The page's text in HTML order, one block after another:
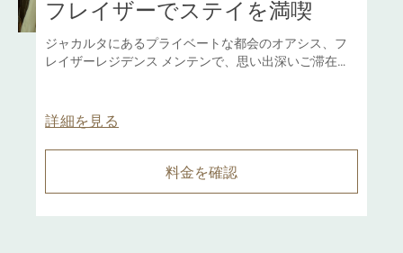
フレイザーでステイを満喫
ジャカルタにあるプライベートな都会のオアシス、フ
レイザーレジデンス メンテンで、思い出深いご滞在を
詳細を見る
料金を確認